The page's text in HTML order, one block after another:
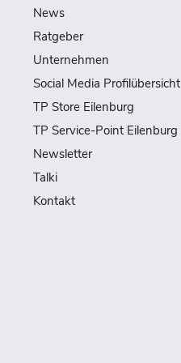
News
Ratgeber
Unternehmen
Social Media Profilübersicht
TP Store Eilenburg
TP Service-Point Eilenburg
Newsletter
Talki
Kontakt